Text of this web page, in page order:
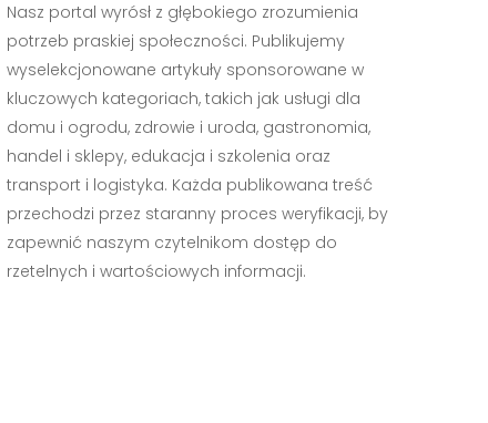
Nasz portal wyrósł z głębokiego zrozumienia
potrzeb praskiej społeczności. Publikujemy
wyselekcjonowane artykuły sponsorowane w
kluczowych kategoriach, takich jak usługi dla
domu i ogrodu, zdrowie i uroda, gastronomia,
handel i sklepy, edukacja i szkolenia oraz
transport i logistyka. Każda publikowana treść
przechodzi przez staranny proces weryfikacji, by
zapewnić naszym czytelnikom dostęp do
rzetelnych i wartościowych informacji.